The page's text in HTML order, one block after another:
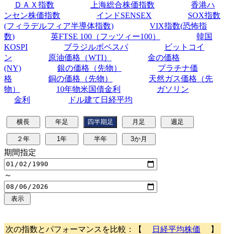
ＤＡＸ指数
上海総合株価指数
香港ハ
ンセン株価指数
インドSENSEX
SOX指数
(フィラデルフィア半導体指数)
VIX指数(恐怖指
数)
英FTSE 100（フッツィー100）
韓国
KOSPI
ブラジルボベスパ
ビットコイ
ン
原油価格（WTI）
金の価格
(NY)
銀の価格（先物）
プラチナ価
格
銅の価格（先物）
天然ガス価格（先
物）
10年物米国債金利
ガソリン
金利
ドル建て日経平均
期間指定
～
次の指数とパフォーマンスを比較：【 日経平均株価
】